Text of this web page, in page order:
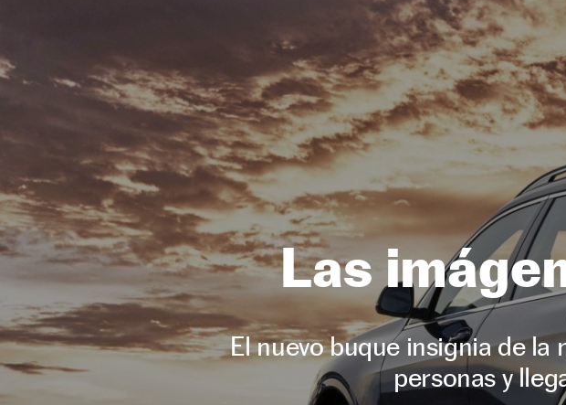
Las
El nuevo buque insignia de la
personas y